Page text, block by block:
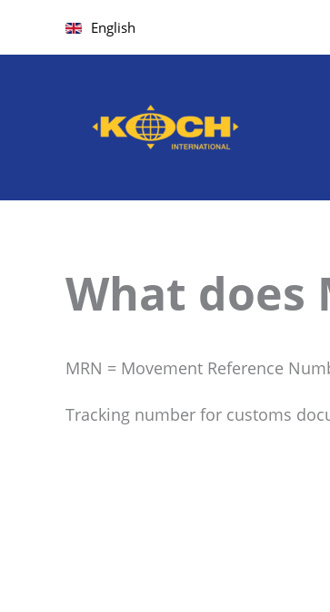
English
What does
MRN = Movement Reference
Tracking number for customs